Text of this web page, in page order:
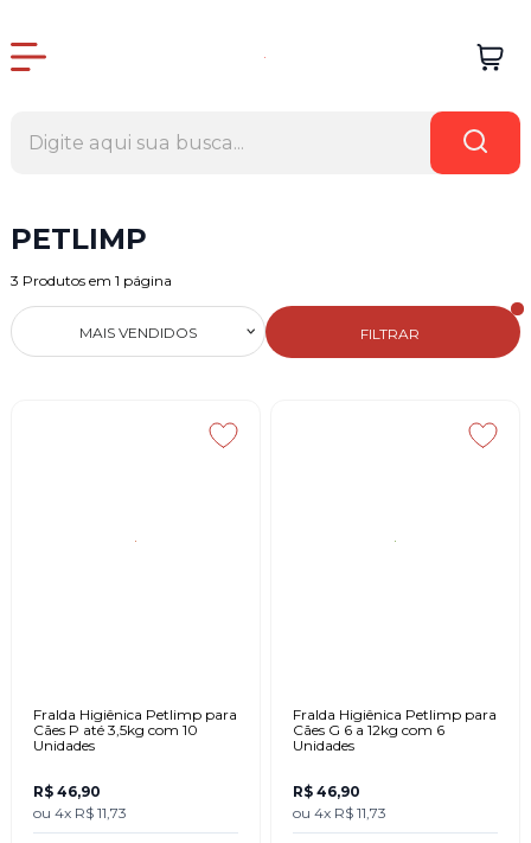
PETLIMP
3 Produtos em 1 página
FILTRAR
MAIS VENDIDOS
Fralda Higiênica Petlimp para
Cães P até 3,5kg com 10
Unidades
R$ 46,90
ou 4x R$ 11,73
Fralda Higiênica Petlimp para
Cães G 6 a 12kg com 6
Unidades
R$ 46,90
ou 4x R$ 11,73